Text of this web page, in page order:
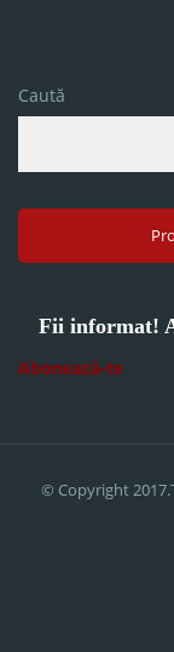
Caută
Fii informat!
Abonează-te
© Copyright